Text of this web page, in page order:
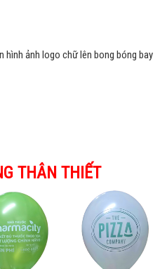
hình ảnh logo chữ lên bong bóng bay
THÂN THIẾT